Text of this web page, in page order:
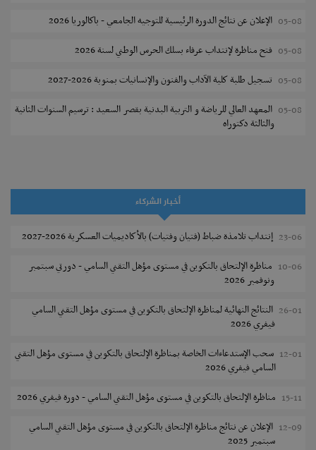
05-08 الإعلان عن نتائج الدورة الرئيسية للتوجيه الجامعي - باكالوريا 2026
05-08 فتح مناظرة لإنتداب عرفاء بسلك الحرس الوطني لسنة 2026
05-08 تسجيل طلبة كلية الآداب والفنون والإنسانيات بمنوبة 2026-2027
05-08 المعهد العالي للرياضة و التربية البدنية بقصر السعيد : ترسيم السنوات الثانية
والثالثة دكتوراه
05-08
الترشح للماجستير بالمعهد العالي للرياضة والتربية البدنية بصفاقس 2026-
المركز القطاعي للتكوين في الآلية الفلاحية جوقار الفحص :فتح باب الترشح
المركز القطاعي للتكوين في الآلية الفلاحية جوقار الفحص : دورة سبتمبر 2026
04-08
تسجيل طلبة المعهد العالي للعلوم التطبيقية و التكنولوجيا بسوسة 2026-
2027
04-08 كلية العلوم الإقتصادية والتصرف بصفاقس : الترشح للماجستير (دورة ثانية)
03-08 مناظرة الالتحاق بالتكوين في مستوى مؤهل التقني السامي في الصيد البحري
أخبار الشركاء
23-06 إنتداب تلامذة ضباط (فتيان وفتيات) بالأكاديميات العسكرية 2026-2027
10-06 مناظرة الإلتحاق بالتكوين في مستوى مؤهل التقني السامي - دورتي سبتمبر
ونوفمبر 2026
26-01 النتائج النهائية لمناظرة الإلتحاق بالتكوين في مستوى مؤهل التقني السامي
فيفري 2026
12-01 سحب الإستدعاءات الخاصة بمناظرة الإلتحاق بالتكوين في مستوى مؤهل التقني
السامي فيفري 2026
15-11 مناظرة الإلتحاق بالتكوين في مستوى مؤهل التقني السامي - دورة فيفري 2026
12-09 الإعلان عن نتائج مناظرة الإلتحاق بالتكوين في مستوى مؤهل التقني السامي
سبتمبر 2025